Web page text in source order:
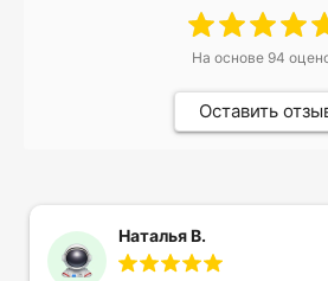
На основе 94
Оставить
Наталья В.